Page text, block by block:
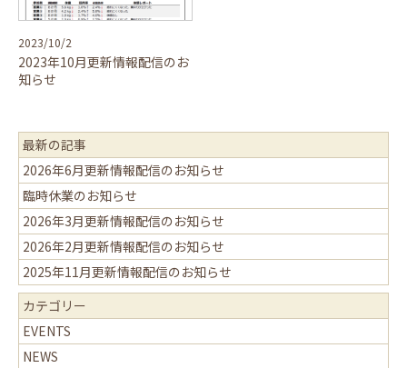
2023/10/2
2023年10月更新情報配信のお
知らせ
最新の記事
2026年6月更新情報配信のお知らせ
臨時休業のお知らせ
2026年3月更新情報配信のお知らせ
2026年2月更新情報配信のお知らせ
2025年11月更新情報配信のお知らせ
カテゴリー
EVENTS
NEWS